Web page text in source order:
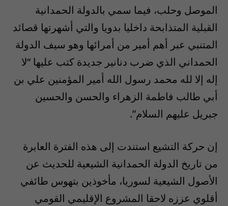
الموصل وحلب، فيما سمي بالدولة الحمدانية
القبلية المتذابحة داخليا بدويا والتي أشهرتها قصائد
المتنبي عبر أهم أمير من أمرائها وهو سيف الدولة
الحمداني الذي ضرب دنانير جديدة كتب عليها “لا
إله إلا لله محمد رسول الله أمير المؤمنين علي بن
أبي طالب فاطمة الزهراء والحسن والحسين
جبريل عليهم السلام”.
إن حركة التشيع استندت إلى هذه الفترة العابرة
من تاريخ الدولة الحمدانية الشيعية للحديث عن
الأصول الشيعية لسوريا، مأخوذين بتهوس طائفي
أقلوي عززه لاحقا المشروع الإقليمي القومي